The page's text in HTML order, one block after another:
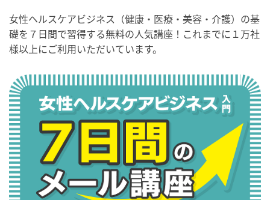
女性ヘルスケアビジネス（健康・医療・美容・介護）の基
礎を７日間で習得する無料の人気講座！これまでに１万社
様以上にご利用いただいています。